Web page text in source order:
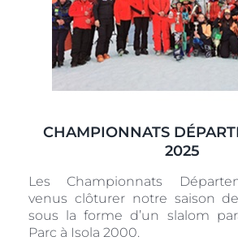
CHAMPIONNATS
2025
Les Championnats
venus clôturer notre saison
sous la forme d’un slalom
Parc à Isola 2000.